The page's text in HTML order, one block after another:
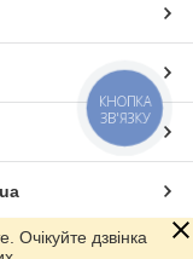
дзвінка
КНОПКА
ЗВ'ЯЗКУ